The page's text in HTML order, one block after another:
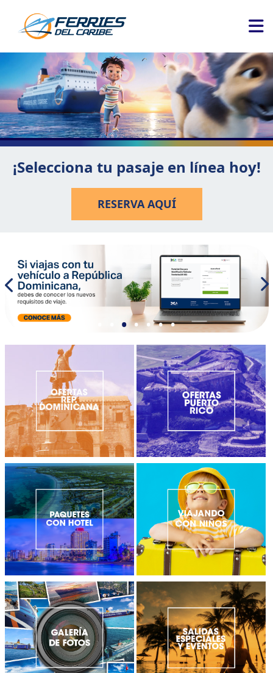
¡Selecciona tu pasaje en línea hoy!
RESERVA AQUÍ
• • • • •